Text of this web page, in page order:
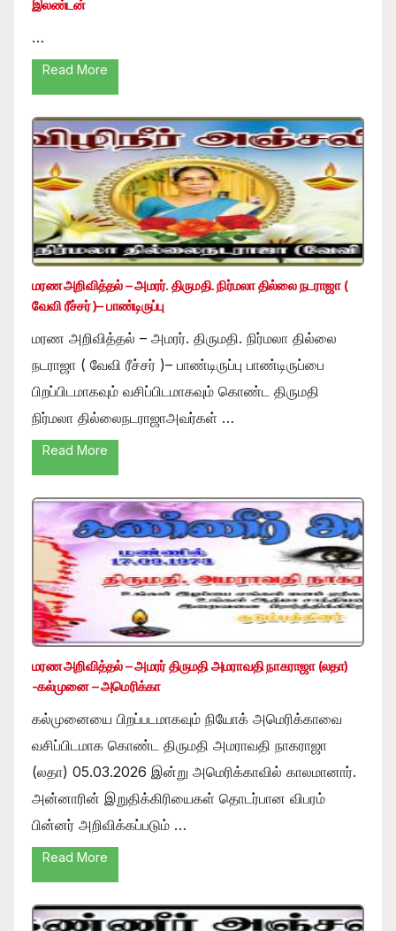
இலண்டன்
…
Read More
மரண அறிவித்தல் – அமரர். திருமதி. நிர்மலா தில்லை நடராஜா (
வேவி ரீச்சர் )– பாண்டிருப்பு
மரண அறிவித்தல் – அமரர். திருமதி. நிர்மலா தில்லை
நடராஜா ( வேவி ரீச்சர் )– பாண்டிருப்பு பாண்டிருப்பை
பிறப்பிடமாகவும் வசிப்பிடமாகவும் கொண்ட திருமதி
நிர்மலா தில்லைநடராஜாஅவர்கள் …
Read More
மரண அறிவித்தல் – அமரர் திருமதி அமராவதி நாகராஜா (லதா)
-கல்முனை – அமெரிக்கா
கல்முனையை பிறப்படமாகவும் நியோக் அமெரிக்காவை
வசிப்பிடமாக கொண்ட திருமதி அமராவதி நாகராஜா
(லதா) 05.03.2026 இன்று அமெரிக்காவில் காலமானார்.
அன்னாரின் இறுதிக்கிரியைகள் தொடர்பான விபரம்
பின்னர் அறிவிக்கப்படும் …
Read More